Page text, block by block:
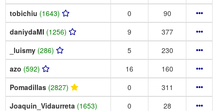
tobichiu (1643) 0
90
daniydaMI (1256) 9
377
_luismy (286) 5
230
azo (592) 16
160
Pomadillas (2827) 0
311
Joaquin_Vidaurreta (1653) 0 28